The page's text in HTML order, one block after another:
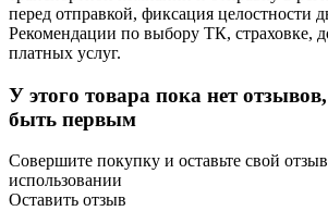
перед отправкой, фиксация целостности
Рекомендации по выбору ТК, страховке,
платных услуг.
У этого товара пока нет
быть первым
Совершите покупку и оставьте свой
использовании
Оставить отзыв